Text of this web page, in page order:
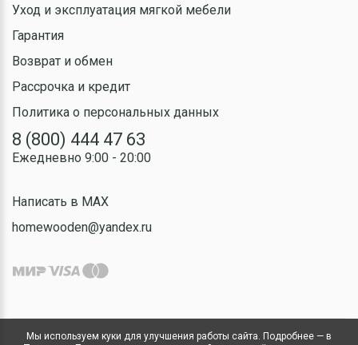
Уход и эксплуатация мягкой мебели
Гарантия
Возврат и обмен
Рассрочка и кредит
Политика о персональных данных
8 (800) 444 47 63
Ежедневно 9:00 - 20:00
Написать в MAX
homewooden@yandex.ru
Мы используем куки для улучшения работы сайта. Подробнее — в